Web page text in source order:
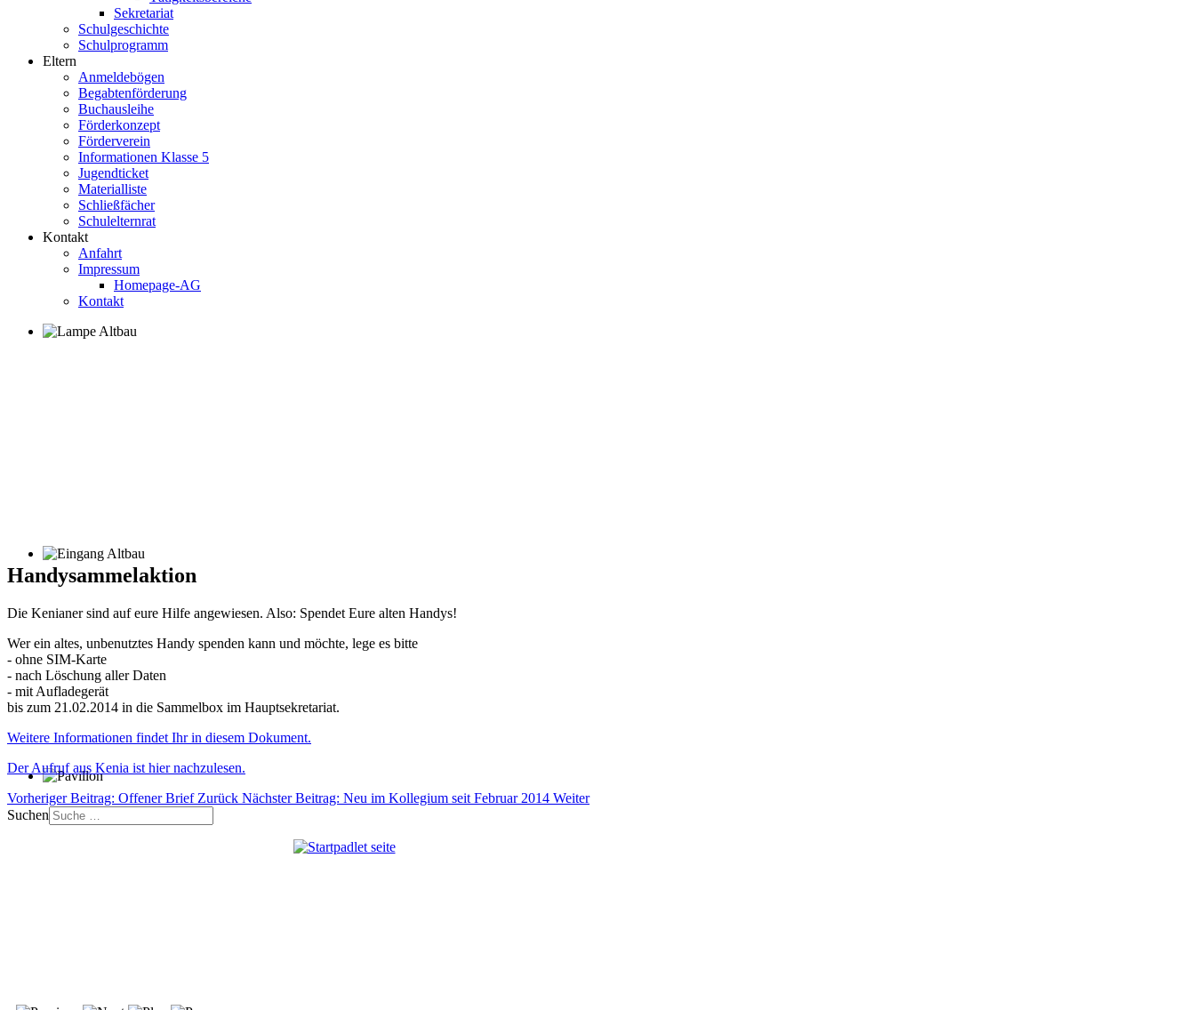
Sekretariat
Schulgeschichte
Schulprogramm
Eltern
Anmeldebögen
Begabtenförderung
Buchausleihe
Förderkonzept
Förderverein
Informationen Klasse 5
Jugendticket
Materialliste
Schließfächer
Schulelternrat
Kontakt
Anfahrt
Impressum
Homepage-AG
Kontakt
Handysammelaktion
Die Kenianer sind auf eure Hilfe angewiesen. Also: Spendet Eure alten Handys!
Wer ein altes, unbenutztes Handy spenden kann und möchte, lege es bitte
- ohne SIM-Karte
- nach Löschung aller Daten
- mit Aufladegerät
bis zum 21.02.2014 in die Sammelbox im Hauptsekretariat.
Weitere Informationen findet Ihr in diesem Dokument.
Der Aufruf aus Kenia ist hier nachzulesen.
Vorheriger Beitrag: Offener Brief Zurück Nächster Beitrag: Neu im Kollegium seit Februar 2014 Weiter
Suchen